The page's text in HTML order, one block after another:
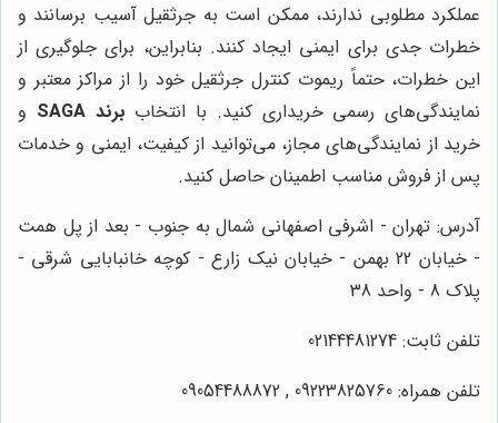
عملکرد مطلوبی ندارند، ممکن است به جرثقیل آسیب برسانند و
خطرات جدی برای ایمنی ایجاد کنند. بنابراین، برای جلوگیری از
این خطرات، حتماً ریموت کنترل جرثقیل خود را از مراکز معتبر و
نمایندگی‌های رسمی خریداری کنید. با انتخاب برند SAGA
و
خرید از نمایندگی‌های مجاز، می‌توانید از کیفیت، ایمنی و خدمات
پس از فروش مناسب اطمینان حاصل کنید.
آدرس: تهران - اشرفی اصفهانی شمال به جنوب - بعد از پل همت
- خیابان 22 بهمن - خیابان نیک زارع - کوچه خانبابایی شرقی -
پلاک 8 - واحد 38
تلفن ثابت: 02144481274
تلفن همراه: 09223825760 , 09054488872